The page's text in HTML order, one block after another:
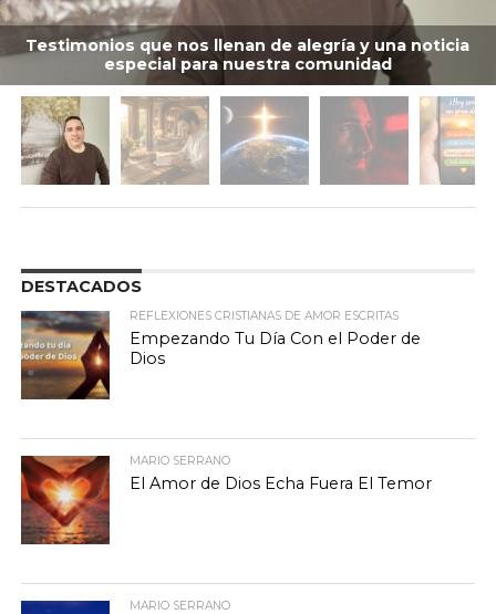
Testimonios que nos llenan de alegría y una noticia
especial para nuestra comunidad
DESTACADOS
REFLEXIONES CRISTIANAS DE AMOR ESCRITAS
Empezando Tu Día Con el Poder de
Dios
MARIO SERRANO
El Amor de Dios Echa Fuera El Temor
MARIO SERRANO